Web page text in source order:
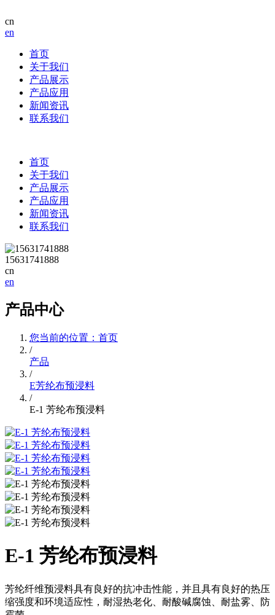
cn
en
首页
关于我们
产品展示
产品应用
新闻资讯
联系我们
首页
关于我们
产品展示
产品应用
新闻资讯
联系我们
15631741888
cn
en
产品中心
您当前的位置：首页
/
产品
/
E芳纶布预浸料
/
E-1 芳纶布预浸料
E-1 芳纶布预浸料
芳纶纤维预浸料具有良好的抗冲击性能，并且具有良好的热压
缩强度和环境适应性，耐湿热老化、耐酸碱腐蚀、耐盐雾、防